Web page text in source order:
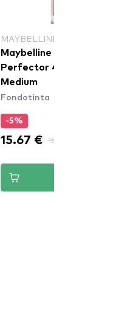
MAYBELLINE NEW YORK
Maybelline New York
Perfector 4in1 Glow - 02
Medium
Fondotinta
-5%
15.67 € 16.49 €